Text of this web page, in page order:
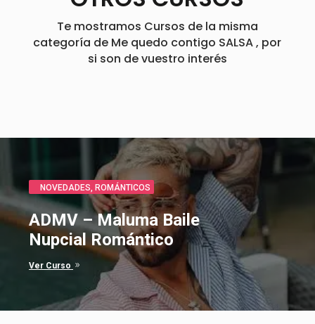
Te mostramos Cursos de la misma
categoría de Me quedo contigo SALSA , por
si son de vuestro interés
CLÁSICOS,ROMÁNTICOS
Bella y Bestia canción en
Español
Ver Curso 9